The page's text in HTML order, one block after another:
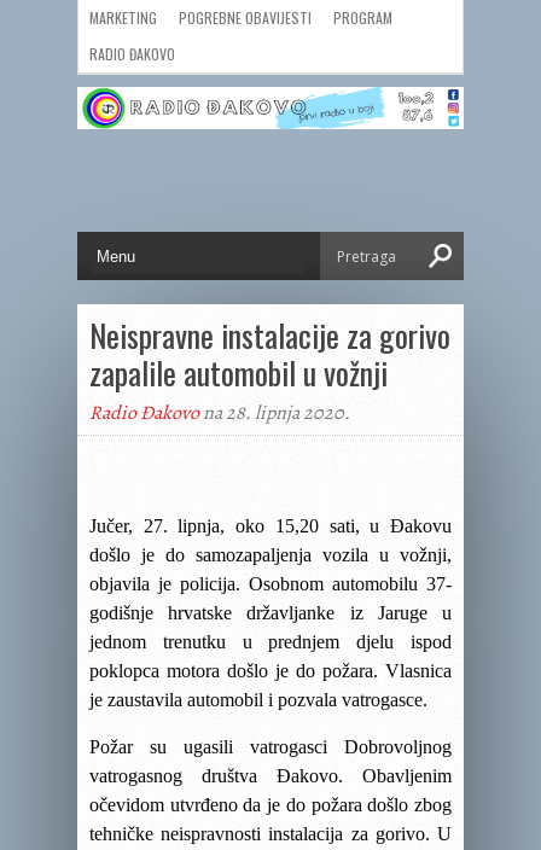
MARKETING POGREBNE OBAVIJESTI
PROGRAM
RADIO ĐAKOVO
Neispravne instalacije za gorivo
zapalile automobil u vožnji
Radio Đakovona 28. lipnja 2020.
Jučer, 27. lipnja, oko 15,20 sati, u Đakovu
došlo je do samozapaljenja vozila u vožnji,
objavila je policija. Osobnom automobilu 37-
godišnje hrvatske državljanke iz Jaruge u
jednom trenutku u prednjem djelu ispod
poklopca motora došlo je do požara. Vlasnica
je zaustavila automobil i pozvala vatrogasce.
Požar su ugasili vatrogasci Dobrovoljnog
vatrogasnog društva Đakovo. Obavljenim
očevidom utvrđeno da je do požara došlo zbog
tehničke neispravnosti instalacija za gorivo. U